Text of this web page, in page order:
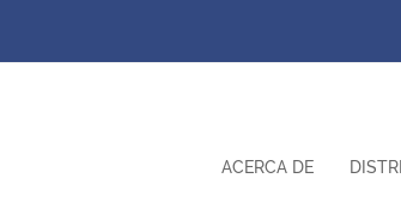
ACERCA DE